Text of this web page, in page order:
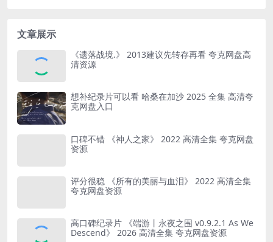
文章展示
《遗落战境.》 2013建议先转存再看 夸克网盘高
清资源
想补纪录片可以看 哈桑在加沙 2025 全集 高清夸
克网盘入口
口碑不错 《神人之家》 2022 高清全集 夸克网盘
资源
评分很稳 《所有的美丽与血泪》 2022 高清全集
夸克网盘资源
高口碑纪录片 《端游丨永夜之围 v0.9.2.1 As We
Descend》 2026 高清全集 夸克网盘资源